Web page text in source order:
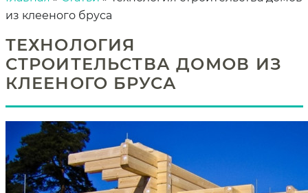
из клееного бруса
ТЕХНОЛОГИЯ
СТРОИТЕЛЬСТВА ДОМОВ ИЗ
КЛЕЕНОГО БРУСА